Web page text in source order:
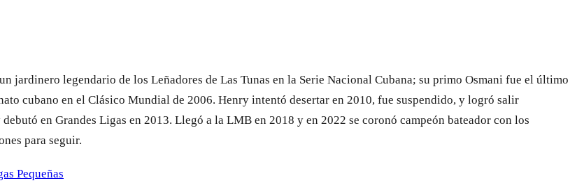
jardinero legendario de los Leñadores de Las Tunas en la Serie Nacional Cubana; su primo Osmani fue el último
cubano en el Clásico Mundial de 2006. Henry intentó desertar en 2010, fue suspendido, y logró salir
en Grandes Ligas en 2013. Llegó a la LMB en 2018 y en 2022 se coronó campeón bateador con los
para seguir.
Pequeñas